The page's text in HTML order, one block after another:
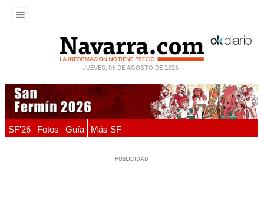
JUEVES, 06 DE AGOSTO DE 2026
SF'26 Fotos Guía Más SF